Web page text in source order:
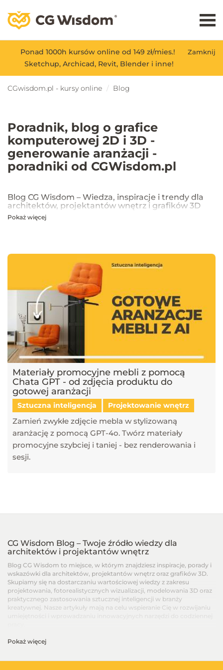
Zamknij
Ponad 1000h kursów online od 149 zł/mies.!
Sketchup, Archicad, Revit, Blender i inne!
CGwisdom.pl - kursy online Blog
Poradnik, blog o grafice
komputerowej 2D i 3D -
generowanie aranżacji -
poradniki od CGWisdom.pl
Blog CG Wisdom – Wiedza, inspiracje i trendy dla
architektów, projektantów wnętrz i grafików 3D
Na blogu CG Wisdom znajdziesz praktyczne porady, inspiracje oraz
które pomagają tworzyć profesjonalne i fotorealistyczne wizualizacje.
Dowiesz się również, jak sztuczna inteligencja zmienia pracę
projektantów, jakie są najlepsze praktyki w renderingu oraz jak
optymalizować proces projektowy. Śledź nasz blog, aby pozostać na
bieżąco z technologią i rozwijać swoje umiejętności w projektowaniu
przestrzeni i wizualizacji 3D!
Pokaż więcej
Materiały promocyjne mebli z pomocą
Chata GPT - od zdjęcia produktu do
gotowej aranżacji
Sztuczna inteligencja Projektowanie wnętrz
Zamień zwykłe zdjęcie mebla w stylizowaną
aranżację z pomocą GPT-4o. Twórz materiały
promocyjne szybciej i taniej - bez renderowania i
sesji.
CG Wisdom Blog – Twoje źródło wiedzy dla
architektów i projektantów wnętrz
Blog CG Wisdom to miejsce, w którym znajdziesz inspiracje, porady i
wskazówki dla architektów, projektantów wnętrz oraz grafików 3D.
Skupiamy się na dostarczaniu wartościowej wiedzy z zakresu
projektowania, fotorealistycznych wizualizacji, modelowania 3D oraz
praktycznego zastosowania sztucznej inteligencji w branży
kreatywnej. Nasze artykuły mają na celu wspieranie Cię w rozwijaniu
Artykuły dla architektów i projektantów wnętrz –
Pokaż więcej